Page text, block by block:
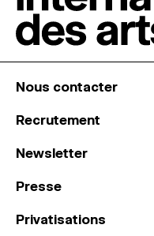
Nous contacter
Recrutement
Newsletter
Presse
Privatisations